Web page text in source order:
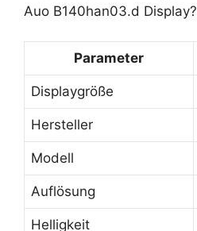
Auo B140han03.d Display?
Parameter
Displaygröße
Hersteller
Modell
Auflösung
Helligkeit